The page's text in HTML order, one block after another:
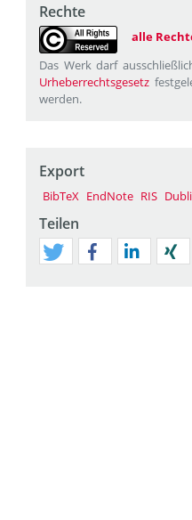
Rechte
alle
Das Werk darf
Urheberrechtsgesetz
werden.
Export
BibTeX EndNote RIS
Teilen